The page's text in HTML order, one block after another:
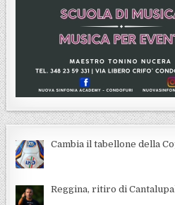
Cambia il tabellone della
Reggina, ritiro di